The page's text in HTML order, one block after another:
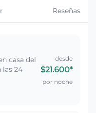
Reseñas
casa del
las 24
desde
$21.600*
por noche